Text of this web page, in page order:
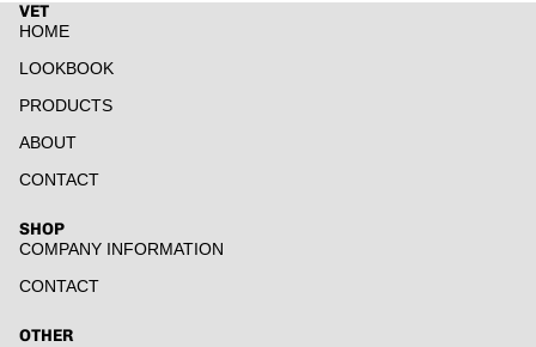
VET
HOME
LOOKBOOK
PRODUCTS
ABOUT
CONTACT
SHOP
COMPANY INFORMATION
CONTACT
OTHER
返金ポリシー